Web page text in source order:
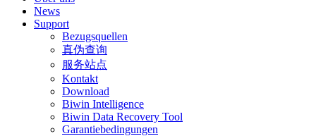
News
Support
Bezugsquellen
真伪查询
服务站点
Kontakt
Download
Biwin Intelligence
Biwin Data Recovery Tool
Garantiebedingungen